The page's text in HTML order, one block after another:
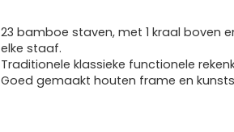
23 bamboe staven, met 1 kraal boven
elke staaf.
Traditionele klassieke functionele
Goed gemaakt houten frame en